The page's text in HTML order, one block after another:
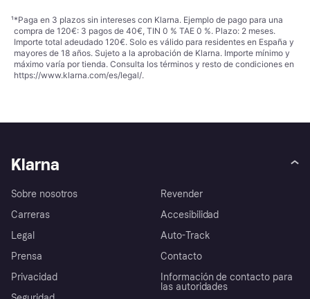
¹*Paga en 3 plazos sin intereses con Klarna. Ejemplo de pago para una
compra de 120€: 3 pagos de 40€, TIN 0 % TAE 0 %. Plazo: 2 meses.
Importe total adeudado 120€. Solo es válido para residentes en España y
mayores de 18 años. Sujeto a la aprobación de Klarna. Importe mínimo y
máximo varía por tienda. Consulta los términos y resto de condiciones en
https://www.klarna.com/es/legal/.
Klarna
Sobre nosotros
Carreras
Legal
Prensa
Privacidad
Revender
Accesibilidad
Auto-Track
Contacto
Información de contacto para
las autoridades